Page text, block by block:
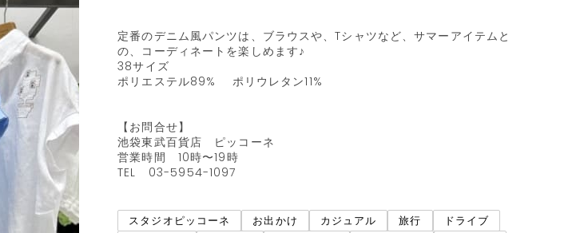
定番のデニム風パンツは、ブラウスや、Tシャツなど、サマーアイテムと
の、コーディネートを楽しめます♪
38サイズ
ポリエステル89%    ポリウレタン11%
【お問合せ】
池袋東武百貨店　ピッコーネ
営業時間　10時〜19時
TEL   03-5954-1097
スタジオピッコーネ お出かけ カジュアル 旅行
ドライブ